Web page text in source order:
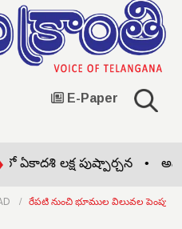
E-Paper
లక్ష పుష్పార్చన •
రేపటి నుంచి భూముల విలువల పెంపు